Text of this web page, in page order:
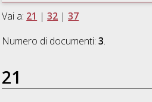
Vai a: 21 |32 |37
Numero di documenti:3.
21